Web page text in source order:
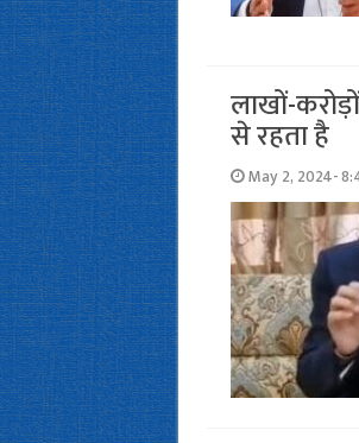
लाखों-
से रहता है
May 2, 2024-